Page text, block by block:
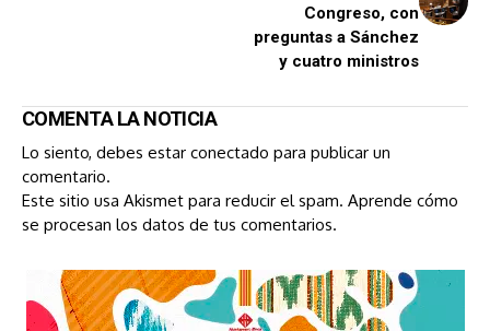
Congreso, con
preguntas a Sánchez
y cuatro ministros
COMENTA LA NOTICIA
Lo siento, debes estar conectado para publicar un
comentario.
Este sitio usa Akismet para reducir el spam. Aprende cómo
se procesan los datos de tus comentarios.